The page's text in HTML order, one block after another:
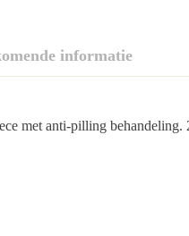
informatie
met anti-pilling